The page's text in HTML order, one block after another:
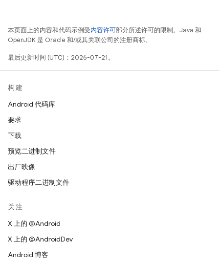
本页面上的内容和代码示例受内容许可部分所述许可的限制。Java 和
OpenJDK 是 Oracle 和/或其关联公司的注册商标。
最后更新时间 (UTC)：2026-07-21。
构建
Android 代码库
要求
下载
预览二进制文件
出厂映像
驱动程序二进制文件
关注
X 上的 @Android
X 上的 @AndroidDev
Android 博客